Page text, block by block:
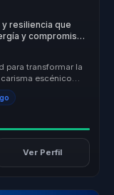
resiliencia que
y compromiso
para transformar la
escénico
Ver Perfil